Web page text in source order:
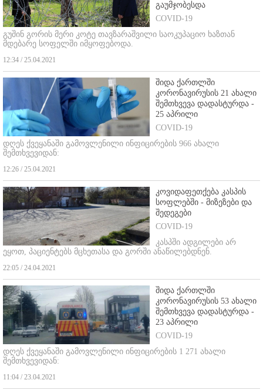
გაუმჯობესდა
COVID-19
გუშინ გორის მერი კოტე თავზარაშვილი საოკუპაციო ხაზთან
მდებარე სოფელში იმყოფებოდა.
12:34 / 25.04.2021
შიდა ქართლში
კორონავირუსის 21 ახალი
შემთხვევა დადასტურდა -
25 აპრილი
COVID-19
დღეს ქვეყანაში გამოვლენილი ინფიცირების 966 ახალი
შემთხვევიდან:
12:26 / 25.04.2021
კოვიდაფეთქება კასპის
სოფლებში - მიზეზები და
შედეგები
COVID-19
კასპში ადგილები არ
ეყოთ, პაციენტებს მცხეთასა და გორში ანაწილებდნენ.
22:05 / 24.04.2021
შიდა ქართლში
კორონავირუსის 53 ახალი
შემთხვევა დადასტურდა -
23 აპრილი
COVID-19
დღეს ქვეყანაში გამოვლენილი ინფიცირების 1 271 ახალი
შემთხვევიდან:
11:04 / 23.04.2021